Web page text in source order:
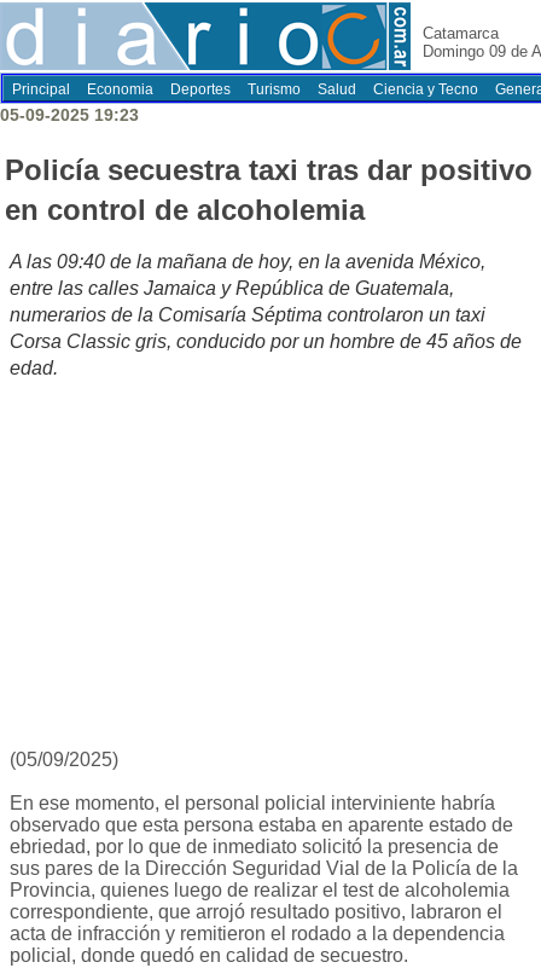
Catamarca
Domingo 09 de
Principal Economia Deportes Turismo Salud Ciencia y Tecno
05-09-2025 19:23
Policía secuestra taxi tras dar positivo
en control de alcoholemia
A las 09:40 de la mañana de hoy, en la avenida México,
entre las calles Jamaica y República de Guatemala,
numerarios de la Comisaría Séptima controlaron un taxi
Corsa Classic gris, conducido por un hombre de 45 años de
edad.
(05/09/2025)
En ese momento, el personal policial interviniente habría
observado que esta persona estaba en aparente estado de
ebriedad, por lo que de inmediato solicitó la presencia de
sus pares de la Dirección Seguridad Vial de la Policía de la
Provincia, quienes luego de realizar el test de alcoholemia
correspondiente, que arrojó resultado positivo, labraron el
acta de infracción y remitieron el rodado a la dependencia
policial, donde quedó en calidad de secuestro.